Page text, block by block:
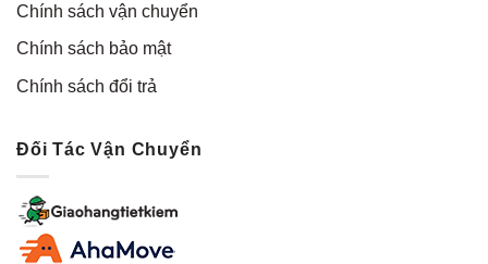
Chính sách vận chuyển
Chính sách bảo mật
Chính sách đổi trả
Đối Tác Vận Chuyển